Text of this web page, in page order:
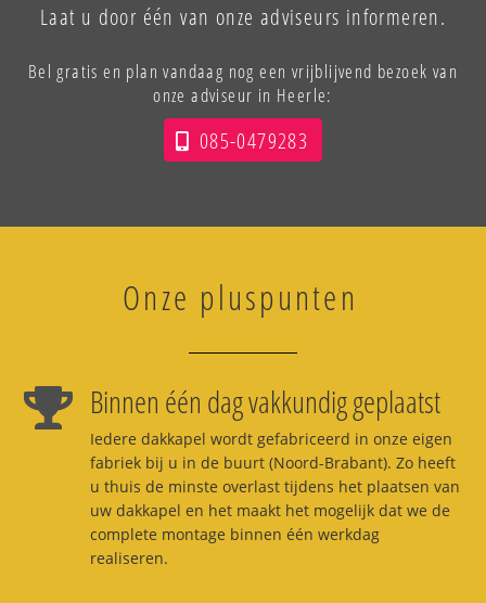
Laat u door één van onze adviseurs informeren.
Bel gratis en plan vandaag nog een vrijblijvend bezoek van
onze adviseur in Heerle:
085-0479283
Onze pluspunten
Binnen één dag vakkundig geplaatst
Iedere dakkapel wordt gefabriceerd in onze eigen
fabriek bij u in de buurt (Noord-Brabant). Zo heeft
u thuis de minste overlast tijdens het plaatsen van
uw dakkapel en het maakt het mogelijk dat we de
complete montage binnen één werkdag
realiseren.